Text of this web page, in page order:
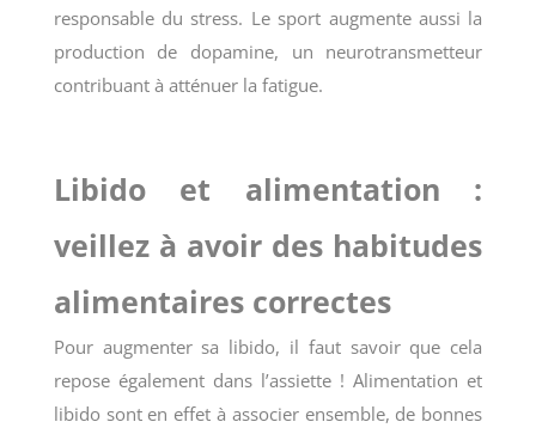
responsable du stress. Le sport augmente aussi la
production de dopamine, un neurotransmetteur
contribuant à atténuer la fatigue.
Libido et alimentation :
veillez à avoir des habitudes
alimentaires correctes
Pour augmenter sa libido, il faut savoir que cela
repose également dans l’assiette ! Alimentation et
libido sont en effet à associer ensemble, de bonnes